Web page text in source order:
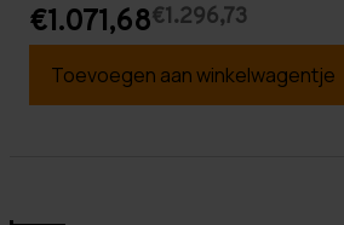
€1.071,68€1.296,73
Toevoegen aan winkelwagentje